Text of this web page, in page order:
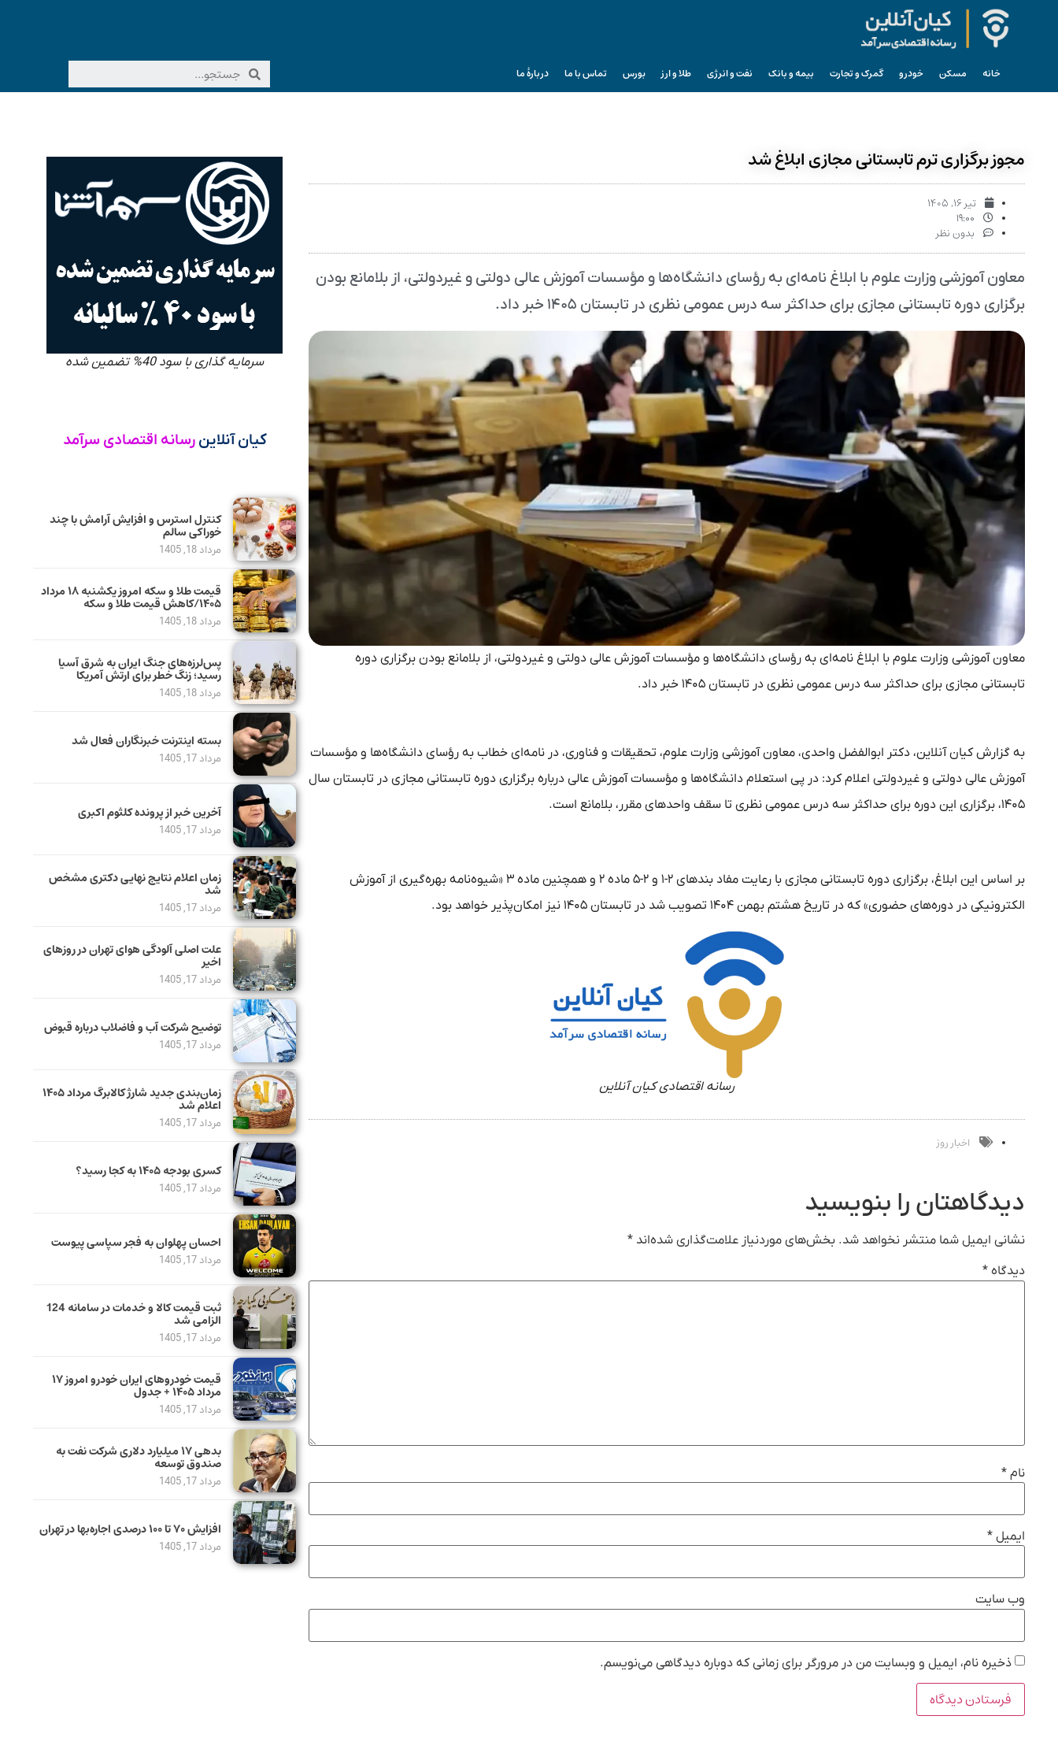
خانه مسکن خودرو گمرک و تجارت بیمه و بانک نفت و انرژی طلا و ارز بورس تماس با ما دربارۀ ما
مجوز برگزاری ترم تابستانی مجازی ابلاغ شد
تیر ۱۶, ۱۴۰۵
۱۹:۰۰
بدون نظر
معاون آموزشی وزارت علوم با ابلاغ نامه‌ای به رؤسای دانشگاه‌ها و مؤسسات آموزش عالی دولتی و غیردولتی، از بلامانع بودن
برگزاری دوره تابستانی مجازی برای حداکثر سه درس عمومی نظری در تابستان ۱۴۰۵ خبر داد.
معاون آموزشی وزارت علوم با ابلاغ نامه‌ای به رؤسای دانشگاه‌ها و مؤسسات آموزش عالی دولتی و غیردولتی، از بلامانع بودن برگزاری دوره
تابستانی مجازی برای حداکثر سه درس عمومی نظری در تابستان ۱۴۰۵ خبر داد.
به گزارش کیان آنلاین، دکتر ابوالفضل واحدی، معاون آموزشی وزارت علوم، تحقیقات و فناوری، در نامه‌ای خطاب به رؤسای دانشگاه‌ها و مؤسسات
آموزش عالی دولتی و غیردولتی اعلام کرد: در پی استعلام دانشگاه‌ها و مؤسسات آموزش عالی درباره برگزاری دوره تابستانی مجازی در تابستان سال
۱۴۰۵، برگزاری این دوره برای حداکثر سه درس عمومی نظری تا سقف واحدهای مقرر، بلامانع است.
بر اساس این ابلاغ، برگزاری دوره تابستانی مجازی با رعایت مفاد بندهای ۲-۱ و ۲-۵ ماده ۲ و همچنین ماده ۳ «شیوه‌نامه بهره‌گیری از آموزش
الکترونیکی در دوره‌های حضوری» که در تاریخ هشتم بهمن ۱۴۰۴ تصویب شد در تابستان ۱۴۰۵ نیز امکان‌پذیر خواهد بود.
رسانه اقتصادی کیان آنلاین
اخبار روز
دیدگاهتان را بنویسید
نشانی ایمیل شما منتشر نخواهد شد. بخش‌های موردنیاز علامت‌گذاری شده‌اند *
دیدگاه *
نام *
ایمیل *
وب‌ سایت
ذخیره نام، ایمیل و وبسایت من در مرورگر برای زمانی که دوباره دیدگاهی می‌نویسم.
سرمایه گذاری با سود 40% تضمین شده
کیان آنلاین رسانه اقتصادی سرآمد
کنترل استرس و افزایش آرامش با چند
خوراکی سالم
مرداد 18, 1405
قیمت طلا و سکه امروز یکشنبه ۱۸ مرداد
۱۴۰۵/کاهش قیمت طلا و سکه
مرداد 18, 1405
پس‌لرزه‌های جنگ ایران به شرق آسیا
رسید؛ زنگ خطر برای ارتش آمریکا
مرداد 18, 1405
بسته اینترنت خبرنگاران فعال شد
مرداد 17, 1405
آخرین خبر از پرونده کلثوم اکبری
مرداد 17, 1405
زمان اعلام نتایج نهایی دکتری مشخص
شد
مرداد 17, 1405
علت اصلی آلودگی هوای تهران در روزهای
اخیر
مرداد 17, 1405
توضیح شرکت آب و فاضلاب درباره قبوض
مرداد 17, 1405
زمان‌بندی جدید شارژ کالابرگ مرداد ۱۴۰۵
اعلام شد
مرداد 17, 1405
کسری بودجه ۱۴۰۵ به کجا رسید؟
مرداد 17, 1405
احسان پهلوان به فجر سپاسی پیوست
مرداد 17, 1405
ثبت قیمت کالا و خدمات در سامانه 124
الزامی شد
مرداد 17, 1405
قیمت خودرو‌های ایران خودرو امروز ۱۷
مرداد ۱۴۰۵ + جدول
مرداد 17, 1405
بدهی ١٧ میلیارد دلاری شرکت نفت به
صندوق توسعه
مرداد 17, 1405
افزایش ۷۰ تا ۱۰۰ درصدی اجاره‌بها در تهران
مرداد 17, 1405